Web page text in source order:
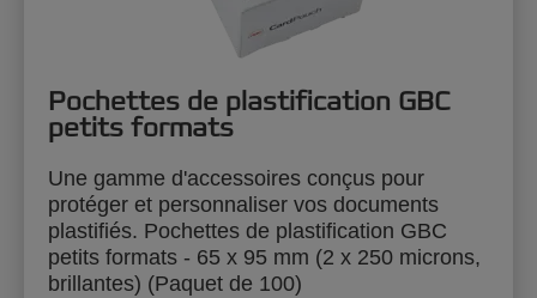
Pochettes de plastification GBC
petits formats
Une gamme d'accessoires conçus pour
protéger et personnaliser vos documents
plastifiés. Pochettes de plastification GBC
petits formats - 65 x 95 mm (2 x 250 microns,
brillantes) (Paquet de 100)